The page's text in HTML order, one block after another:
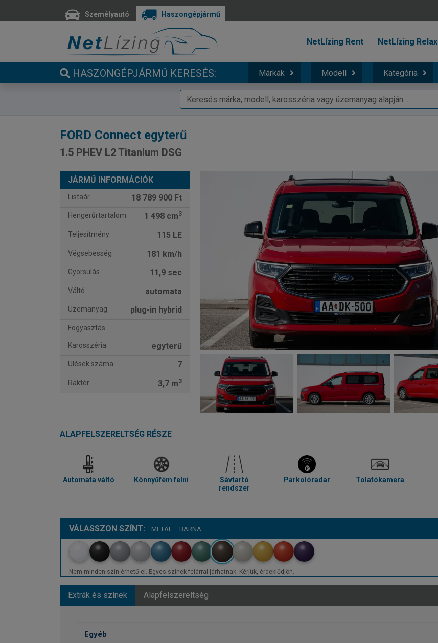
Személyautó Haszongépjármű
NetLízing Rent NetLízing Relax
HASZONGÉPJÁRMŰ KERESÉS: Márkák Modell Kategória
FORD Connect egyterű
1.5 PHEV L2 Titanium DSG
JÁRMŰ INFORMÁCIÓK
Listaár 18 789 900 Ft
Hengerűrtartalom 1 498 cm3
Teljesítmény 115 LE
Végsebesség 181 km/h
Gyorsulás 11,9 sec
Váltó automata
Üzemanyag plug-in hybrid
Fogyasztás
Karosszéria egyterű
Ülések száma 7
Raktér 3,7 m3
ALAPFELSZERELTSÉG RÉSZE
Automata váltó Könnyűfém felni
Sávtartó
rendszer
Parkolóradar Tolatókamera
VÁLASSZON SZÍNT: METÁL – BARNA
Nem minden szín érhető el. Egyes színek felárral járhatnak. Kérjük, érdeklődjön.
Extrák és színek Alapfelszereltség
Egyéb